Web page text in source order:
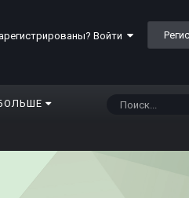
Войти